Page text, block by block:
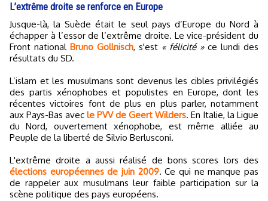
L’extrême droite se renforce en Europe
Jusque-là, la Suède était le seul pays d’Europe du Nord à
échapper à l’essor de l’extrême droite. Le vice-président du
Front national Bruno Gollnisch, s'est « félicité »ce lundi des
résultats du SD.
L’islam et les musulmans sont devenus les cibles privilégiés
des partis xénophobes et populistes en Europe, dont les
récentes victoires font de plus en plus parler, notamment
aux Pays-Bas avec le PVV de Geert Wilders. En Italie, la Ligue
du Nord, ouvertement xénophobe, est même alliée au
Peuple de la liberté de Silvio Berlusconi.
L'extrême droite a aussi réalisé de bons scores lors des
élections européennes de juin 2009. Ce qui ne manque pas
de rappeler aux musulmans leur faible participation sur la
scène politique des pays européens.